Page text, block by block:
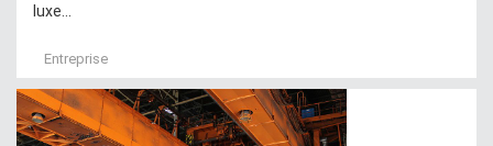
luxe...
Entreprise